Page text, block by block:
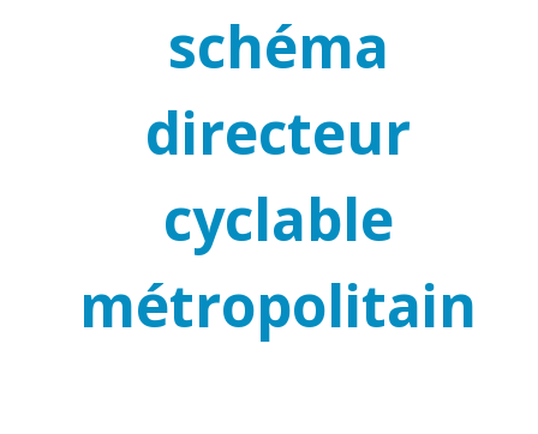
schéma
directeur
cyclable
métropolitain